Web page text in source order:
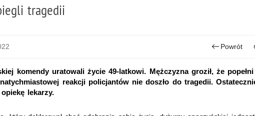
tragedii
Powrót
komendy uratowali życie 49-latkowi. Mężczyzna groził, że popełni
reakcji policjantów nie doszło do tragedii.
lekarzy.